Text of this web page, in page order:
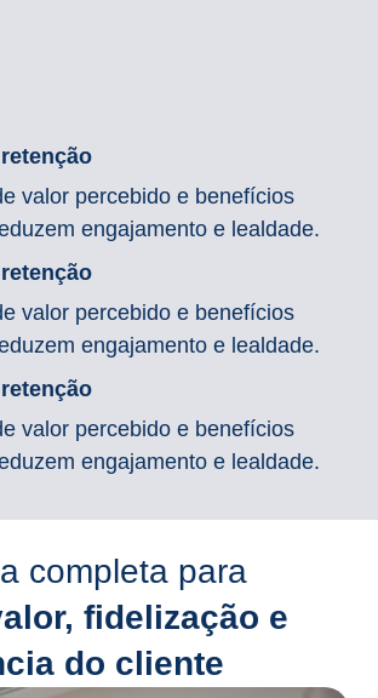
valor percebido e benefícios
engajamento e lealdade.
valor percebido e benefícios
engajamento e lealdade.
valor percebido e benefícios
engajamento e lealdade.
completa para
fidelização e
do cliente